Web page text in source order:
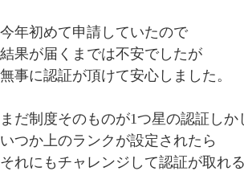
今年初めて申請していたので
結果が届くまでは不安でしたが
無事に認証が頂けて安心しました。
まだ制度そのものが1つ星の認証し
いつか上のランクが設定されたら
それにもチャレンジして認証が取れ